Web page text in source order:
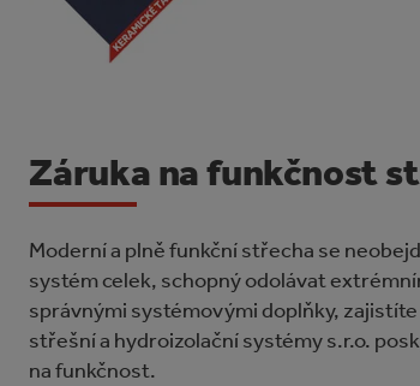
Záruka na funkčnost
Moderní a plně funkční střecha se
systém celek, schopný odolávat
správnými systémovými doplňky,
střešní a hydroizolační systémy s.r.o.
na funkčnost.